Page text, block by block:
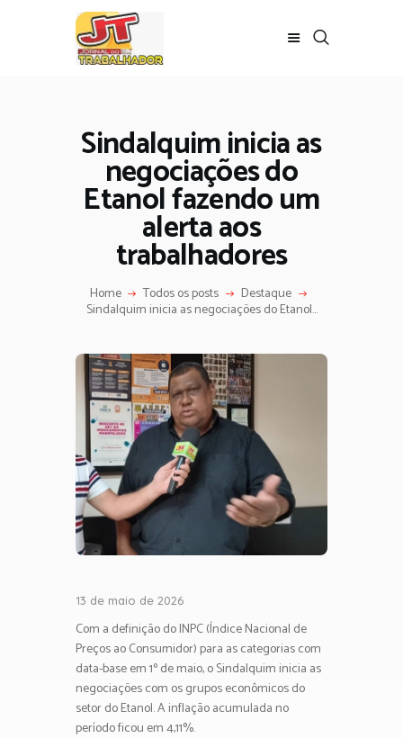
Sindalquim inicia as
negociações do
Etanol fazendo um
alerta aos
trabalhadores
Home Todos os posts Destaque
Sindalquim inicia as negociações do Etanol...
13 de maio de 2026
Com a definição do INPC (Índice Nacional de
Preços ao Consumidor) para as categorias com
data-base em 1º de maio, o Sindalquim inicia as
negociações com os grupos econômicos do
setor do Etanol. A inflação acumulada no
período ficou em 4,11%.